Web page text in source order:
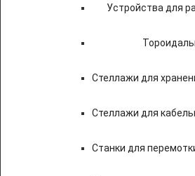
Устройства для
Стеллажи для
Стеллажи для
Станки для